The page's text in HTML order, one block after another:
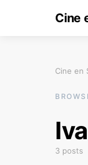
Cine
Cine en
3 posts